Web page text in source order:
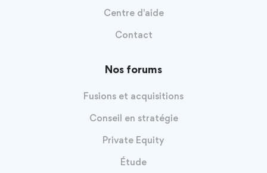
Centre d'aide
Contact
Nos forums
Fusions et acquisitions
Conseil en stratégie
Private Equity
Étude